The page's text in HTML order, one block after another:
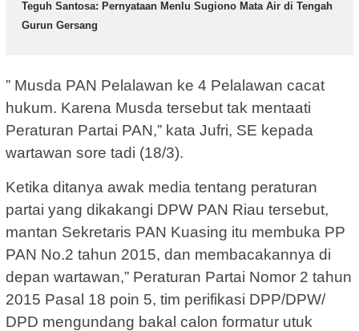
Teguh Santosa: Pernyataan Menlu Sugiono Mata Air di Tengah
Gurun Gersang
” Musda PAN Pelalawan ke 4 Pelalawan cacat
hukum. Karena Musda tersebut tak mentaati
Peraturan Partai PAN,” kata Jufri, SE kepada
wartawan sore tadi (18/3).
Ketika ditanya awak media tentang peraturan
partai yang dikakangi DPW PAN Riau tersebut,
mantan Sekretaris PAN Kuasing itu membuka PP
PAN No.2 tahun 2015, dan membacakannya di
depan wartawan,” Peraturan Partai Nomor 2 tahun
2015 Pasal 18 poin 5, tim perifikasi DPP/DPW/
DPD mengundang bakal calon formatur utuk